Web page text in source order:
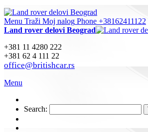
Menu Traži Moj nalog Phone +38162411122
Land rover delovi Beograd
+381 11 4280 222
+381 62 4 111 22
office@britishcar.rs
Menu
Search: